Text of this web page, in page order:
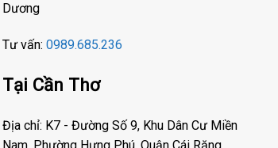
Dương
Tư vấn:0989.685.236
Tại Cần Thơ
Địa chỉ: K7 - Đường Số 9, Khu Dân Cư Miền